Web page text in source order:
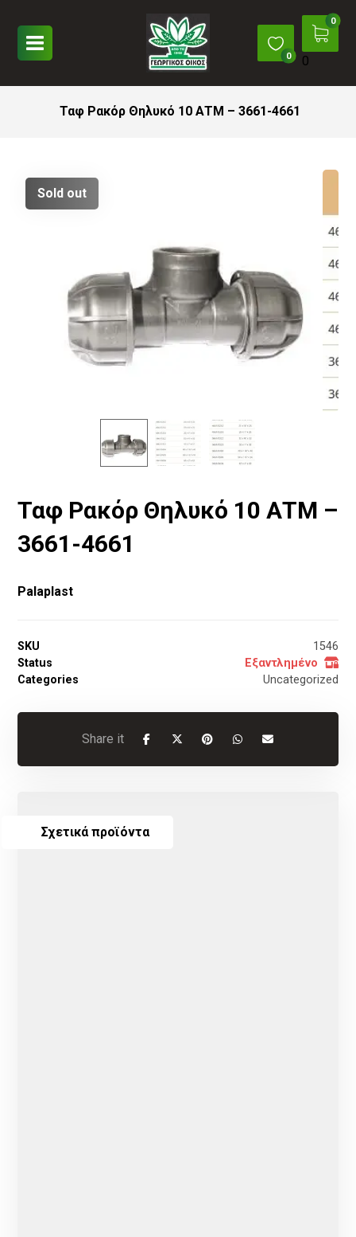
0
Ταφ Ρακόρ Θηλυκό 10 ΑΤΜ – 3661-4661
Sold out
Ταφ Ρακόρ Θηλυκό 10 ΑΤΜ –
3661-4661
Palaplast
SKU
1546
Status
Εξαντλημένο
Categories
Uncategorized
Σχετικά προϊόντα